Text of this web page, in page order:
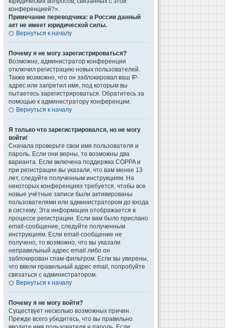
конференцией?».
Примечание переводчика: в России данный
акт не имеет юридической силы.
Вернуться к началу
Почему я не могу зарегистрироваться?
Возможно, администратор конференции
отключил регистрацию новых пользователей.
Также возможно, что он заблокировал ваш IP-
адрес или запретил имя, под которым вы
пытаетесь зарегистрироваться. Обратитесь за
помощью к администратору конференции.
Вернуться к началу
Я только что зарегистрировался, но не могу
войти!
Сначала проверьте свои имя пользователя и
пароль. Если они верны, то возможны два
варианта. Если включена поддержка COPPA и
при регистрации вы указали, что вам менее 13
лет, следуйте полученным инструкциям. На
некоторых конференциях требуется, чтобы все
новые учётные записи были активированы
пользователями или администратором до входа
в систему. Эта информация отображается в
процессе регистрации. Если вам было прислано
email-сообщение, следуйте полученным
инструкциям. Если email-сообщение не
получено, то возможно, что вы указали
неправильный адрес email либо он
заблокирован спам-фильтром. Если вы уверены,
что ввели правильный адрес email, попробуйте
связаться с администратором.
Вернуться к началу
Почему я не могу войти?
Существует несколько возможных причин.
Прежде всего убедитесь, что вы правильно